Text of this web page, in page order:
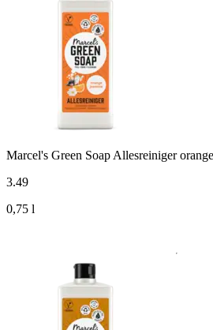
Marcel's Green Soap Allesreiniger
3.49
0,75 l